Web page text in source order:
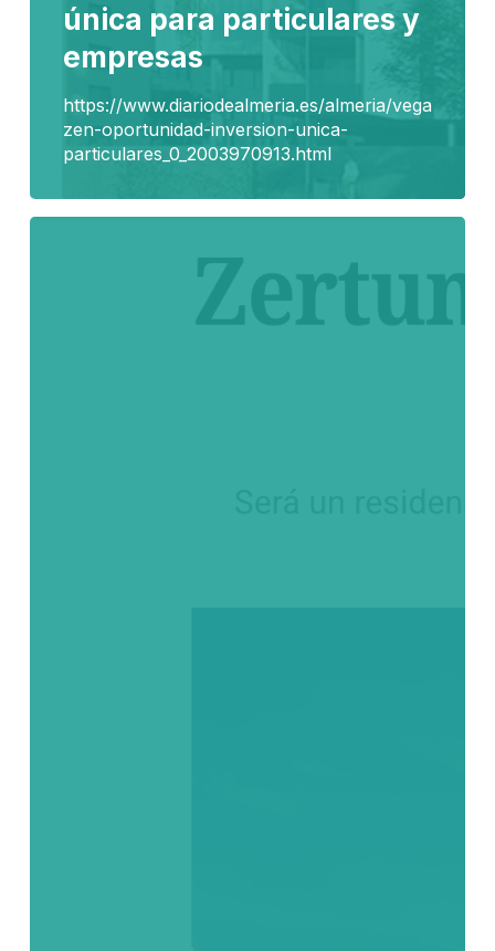
única para particulares y
empresas
https://www.diariodealmeria.es/almeria/vega
zen-oportunidad-inversion-unica-
particulares_0_2003970913.html